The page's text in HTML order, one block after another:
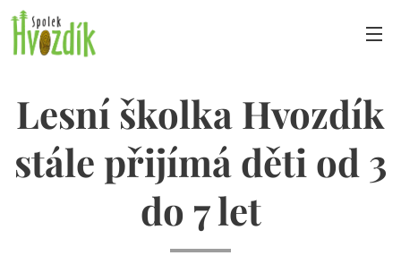
Lesní školka Hvozdík
stále přijímá děti od 3
do 7 let